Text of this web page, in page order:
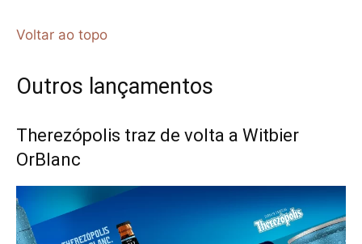
Voltar ao topo
Outros lançamentos
Therezópolis traz de volta a Witbier
OrBlanc